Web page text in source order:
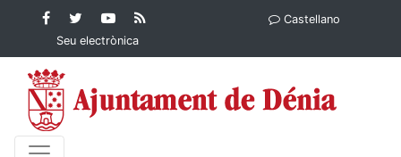
Contingut principalFacebook
Ajuntament de Dénia
Twitter
Ajuntament de
Dénia
YouTube
Ajuntament
de Dénia
Ajuntament
Seu electrònica
Castellano